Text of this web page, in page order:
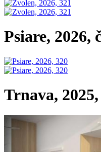
Psiare, 2026,
Trnava, 2025,